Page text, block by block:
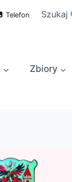
Telefon Szukaj
Zbiory